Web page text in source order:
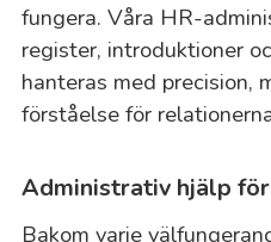
fungera. Våra HR-
register, introduktioner
hanteras med precision,
förståelse för
Administrativ hjälp
Bakom varje